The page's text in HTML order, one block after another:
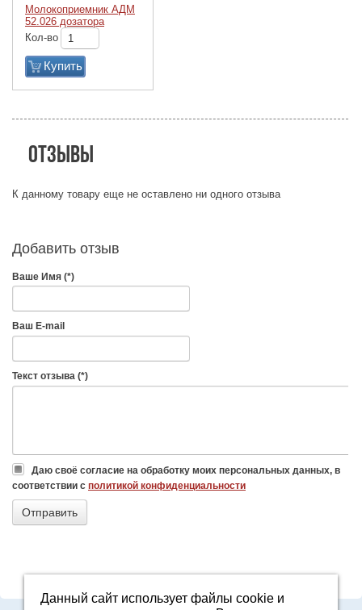
Молокоприемник АДМ
52.026 дозатора
Кол-во
Купить
Отзывы
К данному товару еще не оставлено ни одного отзыва
Добавить отзыв
Ваше Имя (*)
Ваш E-mail
Текст отзыва (*)
Даю своё согласие на обработку моих персональных данных, в
соответствии с политикой конфиденциальности
Данный сайт использует файлы cookie и